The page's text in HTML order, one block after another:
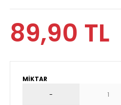
89,90 TL
MIKTAR